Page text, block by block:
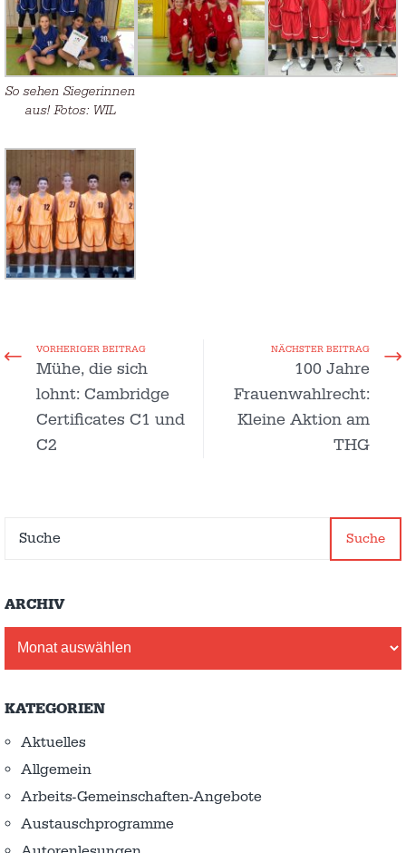
So sehen Siegerinnen
aus! Fotos: WIL
VORHERIGER BEITRAG
Mühe, die sich
lohnt: Cambridge
Certificates C1 und
C2
NÄCHSTER BEITRAG
100 Jahre
Frauenwahlrecht:
Kleine Aktion am
THG
Suche
ARCHIV
KATEGORIEN
Aktuelles
Allgemein
Arbeits-Gemeinschaften-Angebote
Austausch­programme